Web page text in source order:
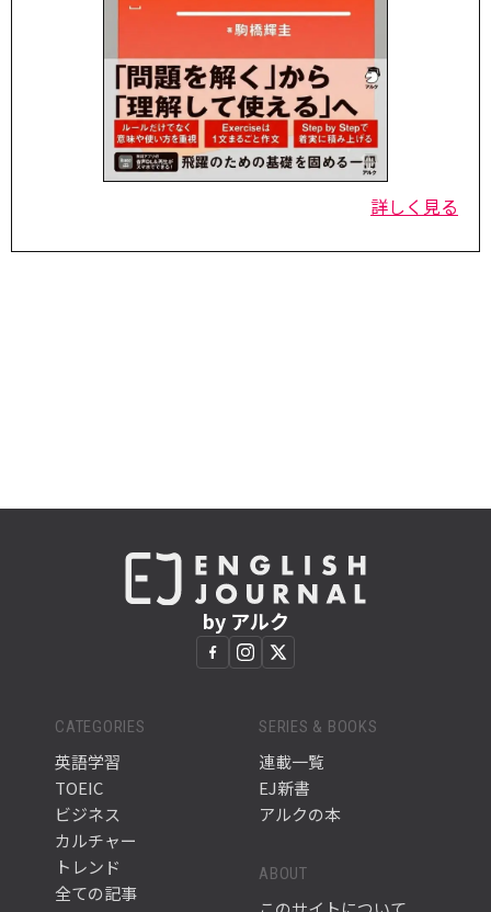
詳しく見る
by アルク
CATEGORIES
英語学習
TOEIC
ビジネス
カルチャー
トレンド
全ての記事
SERIES & BOOKS
連載一覧
EJ新書
アルクの本
ABOUT